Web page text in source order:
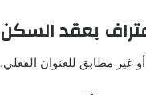
غير مطابق للعنوان الفعلي.